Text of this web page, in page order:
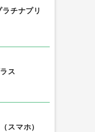
チナプリ
ス
スマホ）